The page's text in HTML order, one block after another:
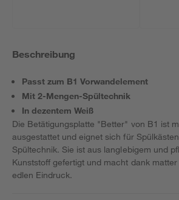
Beschreibung
Passt zum B1 Vorwandelement
Mit 2-Mengen-Spültechnik
In dezentem Weiß
Die Betätigungsplatte "Better" von B1 ist
ausgestattet und eignet sich für
Spültechnik. Sie ist aus langlebigem und
Kunststoff gefertigt und macht dank
edlen Eindruck.